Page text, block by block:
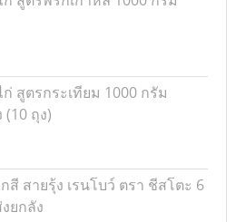
สูตรกระเทียม 1000 กรัม
(10 ถุง)
สายรุ้ง เรนโบว์ ตรา ชีสโตะ 6
ยกลัง